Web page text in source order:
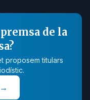
de la
proposem titulars